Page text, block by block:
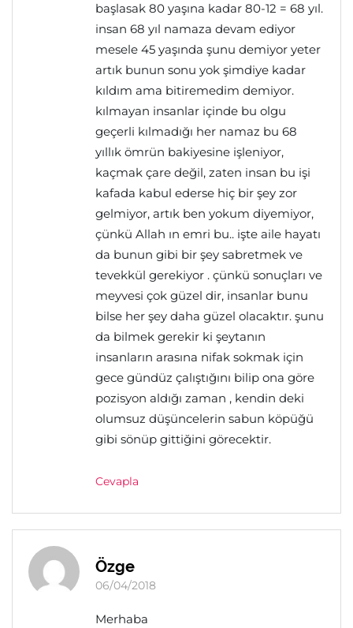
başlasak 80 yaşına kadar 80-12 = 68 yıl.
insan 68 yıl namaza devam ediyor
mesele 45 yaşında şunu demiyor yeter
artık bunun sonu yok şimdiye kadar
kıldım ama bitiremedim demiyor.
kılmayan insanlar içinde bu olgu
geçerli kılmadığı her namaz bu 68
yıllık ömrün bakiyesine işleniyor,
kaçmak çare değil, zaten insan bu işi
kafada kabul ederse hiç bir şey zor
gelmiyor, artık ben yokum diyemiyor,
çünkü Allah ın emri bu.. işte aile hayatı
da bunun gibi bir şey sabretmek ve
tevekkül gerekiyor . çünkü sonuçları ve
meyvesi çok güzel dir, insanlar bunu
bilse her şey daha güzel olacaktır. şunu
da bilmek gerekir ki şeytanın
insanların arasına nifak sokmak için
gece gündüz çalıştığını bilip ona göre
pozisyon aldığı zaman , kendin deki
olumsuz düşüncelerin sabun köpüğü
gibi sönüp gittiğini görecektir.
Cevapla
Özge
06/04/2018
Merhaba